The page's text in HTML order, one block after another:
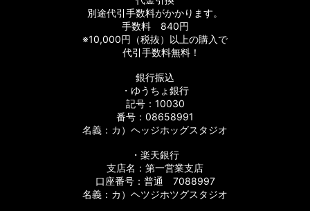
別途代引手数料がかかります。
手数料 840円
※10,000円（税抜）以上の購入で
代引手数料無料！
銀行振込
・ゆうちょ銀行
記号：10030
番号：08658991
名義：カ）ヘッジホッグスタジオ
・楽天銀行
支店名：第一営業支店
口座番号：普通 7088997
名義：カ）ヘツジホツグスタジオ